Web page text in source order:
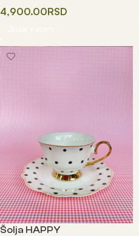
4,900.00RSD
Šolja HAPPY